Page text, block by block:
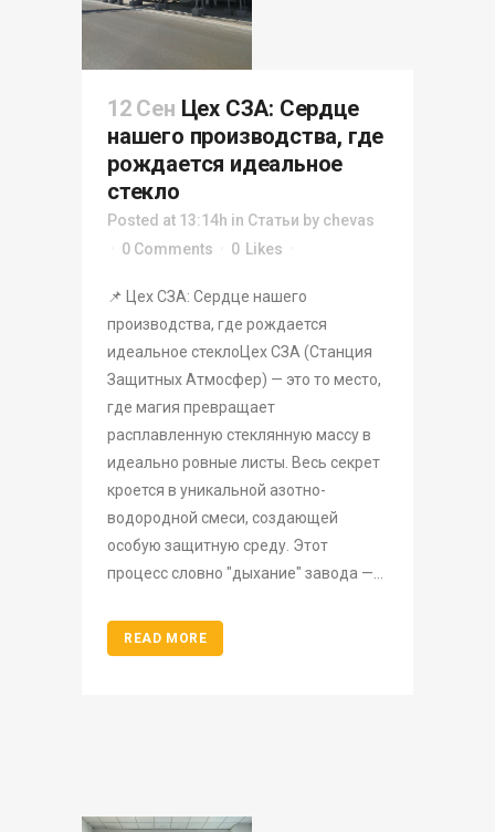
12 Сен Цех СЗА: Сердце
нашего производства, где
рождается идеальное
стекло
Posted at 13:14h in Статьи by chevas
0 Comments
0 Likes
📌 Цех СЗА: Сердце нашего
производства, где рождается
идеальное стеклоЦех СЗА (Станция
Защитных Атмосфер) — это то место,
где магия превращает
расплавленную стеклянную массу в
идеально ровные листы. Весь секрет
кроется в уникальной азотно-
водородной смеси, создающей
особую защитную среду. Этот
процесс словно "дыхание" завода —...
READ MORE